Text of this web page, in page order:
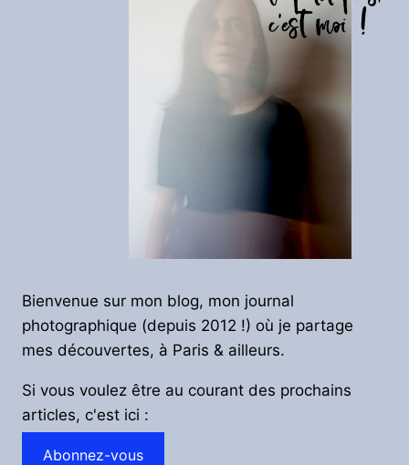
Bienvenue sur mon blog, mon journal
photographique (depuis 2012 !) où je partage
mes découvertes, à Paris & ailleurs.
Si vous voulez être au courant des prochains
articles, c'est ici :
Abonnez-vous